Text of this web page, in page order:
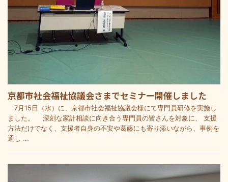
京都市社会福祉協議会さまでセミナー開催しました
7月15日（水）に、京都市社会福祉協議会様にて専門員研修を実施し
ました。 深刻な家計相談に向き合う専門員の皆さんを対象に、 支援
方法だけでなく、支援者自身の不安や葛藤にも寄り添いながら、事例を
通し ...